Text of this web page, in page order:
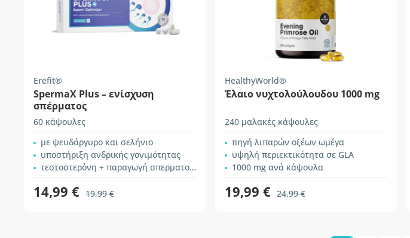
Erefit®
SpermaX Plus – ενίσχυση
σπέρματος
60 κάψουλες
με ψευδάργυρο και σελήνιο
υποστήριξη ανδρικής γονιμότητας
τεστοστερόνη + παραγωγή σπερματοζωαρίων
14,99 € 19,99 €
HealthyWorld®
Έλαιο νυχτολούλουδου 1000 mg
240 μαλακές κάψουλες
πηγή λιπαρών οξέων ωμέγα
υψηλή περιεκτικότητα σε GLA
1000 mg ανά κάψουλα
19,99 € 24,99 €